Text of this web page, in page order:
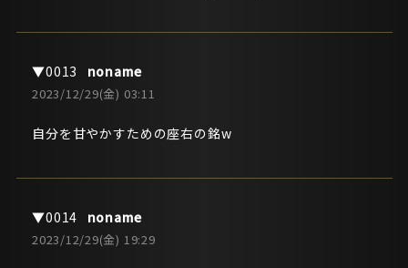
noname
2023/12/29(金) 03:11
自分を甘やかすための座右の銘w
noname
2023/12/29(金) 19:29